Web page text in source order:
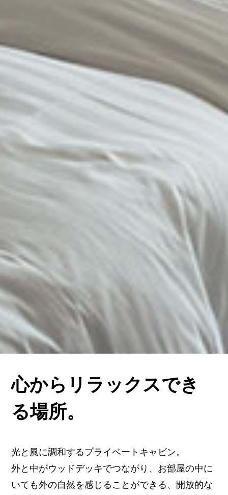
心からリラックスでき
る場所。
光と風に調和するプライベートキャビン。
外と中がウッドデッキでつながり、お部屋の中に
いても外の自然を感じることができる、開放的な